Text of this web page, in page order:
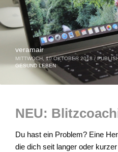
veramair
MITTWOCH, 10 OKTOBER 2018 /
GESUND LEBEN
NEU:
Du hast ein Problem? Eine
die dich seit langer oder